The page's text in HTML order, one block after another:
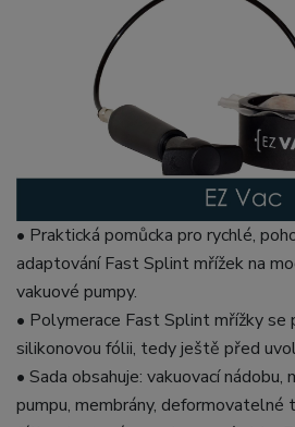
• Praktická pomůcka pro rychlé,
adaptování Fast Splint mřížek na
vakuové pumpy.
• Polymerace Fast Splint mřížky se
silikonovou fólii, tedy ještě před
• Sada obsahuje: vakuovací nádobu,
pumpu, membrány, deformovatelné